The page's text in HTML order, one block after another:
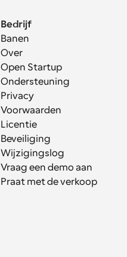
Bedrijf
Banen
Over
Open Startup
Ondersteuning
Privacy
Voorwaarden
Licentie
Beveiliging
Wijzigingslog
Vraag een demo aan
Praat met de verkoop